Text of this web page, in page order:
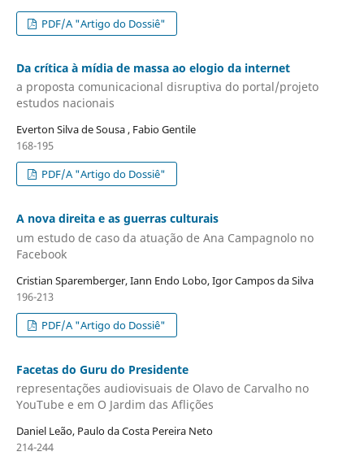
PDF/A "Artigo do Dossiê"
Da crítica à mídia de massa ao elogio da internet
a proposta comunicacional disruptiva do portal/projeto
estudos nacionais
Everton Silva de Sousa , Fabio Gentile
168-195
PDF/A "Artigo do Dossiê"
A nova direita e as guerras culturais
um estudo de caso da atuação de Ana Campagnolo no
Facebook
Cristian Sparemberger, Iann Endo Lobo, Igor Campos da Silva
196-213
PDF/A "Artigo do Dossiê"
Facetas do Guru do Presidente
representações audiovisuais de Olavo de Carvalho no
YouTube e em O Jardim das Aflições
Daniel Leão, Paulo da Costa Pereira Neto
214-244